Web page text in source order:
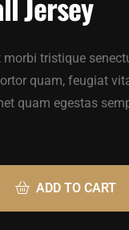
tristique
quam, feugiat
quam egestas
ADD TO CART